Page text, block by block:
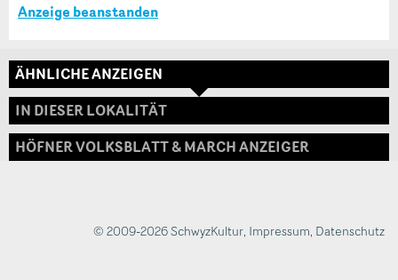
* Eingabe erforderlich
Adresse
Anzeige beanstanden
ÄHNLICHE ANZEIGEN
IN DIESER LOKALITÄT
HÖFNER VOLKSBLATT & MARCH ANZEIGER
© 2009-2026 SchwyzKultur, Impressum, Datenschutz